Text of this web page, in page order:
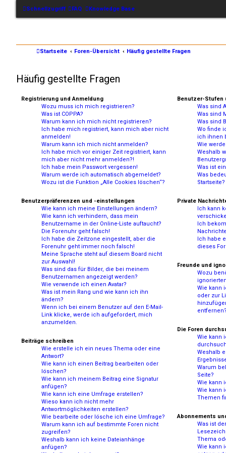
Schnellzugriff FAQ Knowledge Base
Startseite Foren-Übersicht Häufig gestellte Fragen
Häufig gestellte Fragen
Registrierung und Anmeldung
Wozu muss ich mich registrieren?
Was ist COPPA?
Warum kann ich mich nicht registrieren?
Ich habe mich registriert, kann mich aber nicht
anmelden!
Warum kann ich mich nicht anmelden?
Ich habe mich vor einiger Zeit registriert, kann
mich aber nicht mehr anmelden?!
Ich habe mein Passwort vergessen!
Warum werde ich automatisch abgemeldet?
Wozu ist die Funktion „Alle Cookies löschen“?
Benutzerpräferenzen und -einstellungen
Wie kann ich meine Einstellungen ändern?
Wie kann ich verhindern, dass mein
Benutzername in der Online-Liste auftaucht?
Die Forenuhr geht falsch!
Ich habe die Zeitzone eingestellt, aber die
Forenuhr geht immer noch falsch!
Meine Sprache steht auf diesem Board nicht
zur Auswahl!
Was sind das für Bilder, die bei meinem
Benutzernamen angezeigt werden?
Wie verwende ich einen Avatar?
Was ist mein Rang und wie kann ich ihn
ändern?
Wenn ich bei einem Benutzer auf den E-Mail-
Link klicke, werde ich aufgefordert, mich
anzumelden.
Beiträge schreiben
Wie erstelle ich ein neues Thema oder eine
Antwort?
Wie kann ich einen Beitrag bearbeiten oder
löschen?
Wie kann ich meinem Beitrag eine Signatur
anfügen?
Wie kann ich eine Umfrage erstellen?
Wieso kann ich nicht mehr
Antwortmöglichkeiten erstellen?
Wie bearbeite oder lösche ich eine Umfrage?
Warum kann ich auf bestimmte Foren nicht
zugreifen?
Weshalb kann ich keine Dateianhänge
anfügen?
Benutzer-Stufen
Was sind
Was sind
Was sind
Wo finde
ich ihnen
Wie
Weshalb
Was ist
Was
Startseite?
Private
Ich kann
Ich
Ich habe
dieses
Freunde und
Wozu
Wie kann
oder zur
Die Foren
Wie kann
Weshalb
Warum
Seite?
Wie kann
Wie kann
Themen
Abonnements
Was ist
Thema
Wie kann